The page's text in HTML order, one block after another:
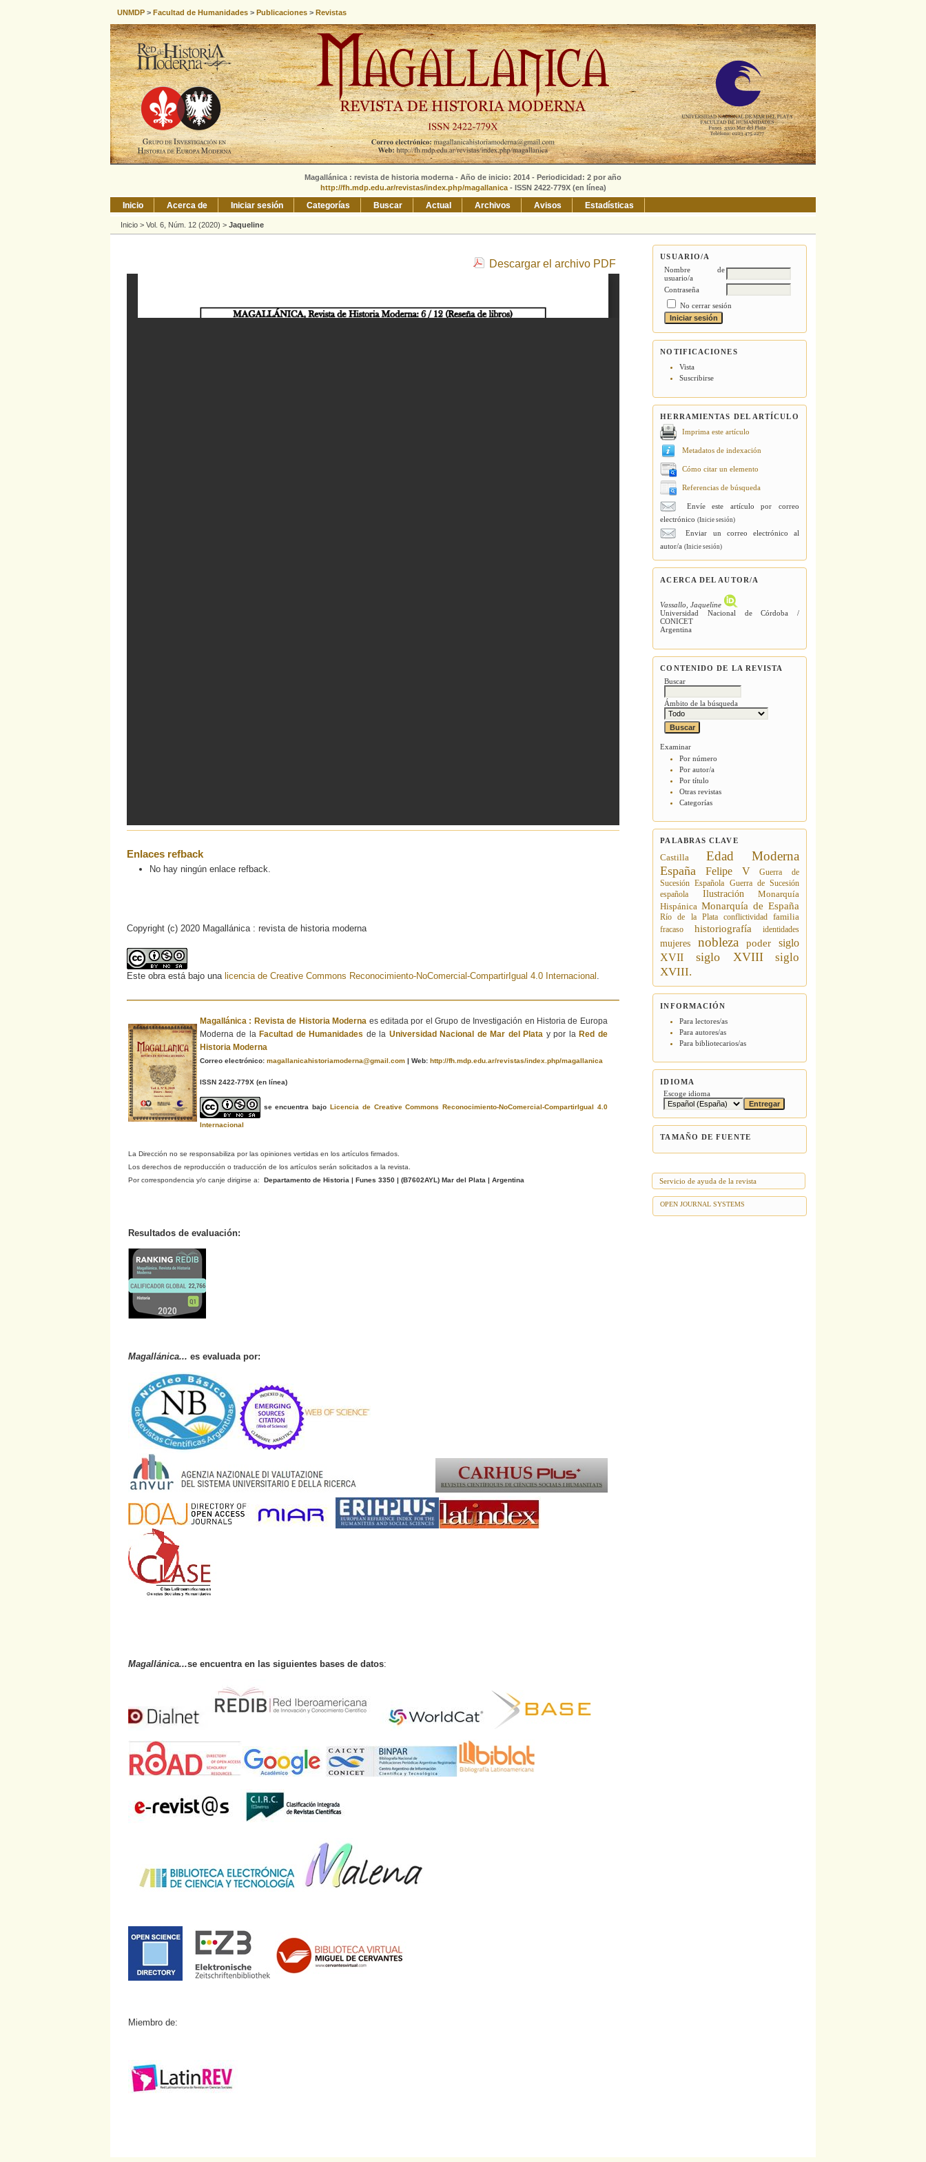
UNMDP > Facultad de Humanidades > Publicaciones > Revistas
Magallánica : revista de historia moderna - Año de inicio: 2014 - Periodicidad: 2 por año
http://fh.mdp.edu.ar/revistas/index.php/magallanica - ISSN 2422-779X (en línea)
USUARIO/A
Nombre de
usuario/a
Contraseña
No cerrar sesión
NOTIFICACIONES
Vista
Suscribirse
HERRAMIENTAS DEL ARTÍCULO
Imprima este artículo
Metadatos de indexación
Cómo citar un elemento
Referencias de búsqueda
Envíe este artículo por correo
electrónico(Inicie sesión)
Enviar un correo electrónico al
autor/a(Inicie sesión)
ACERCA DEL AUTOR/A
Vassallo, Jaqueline
Universidad Nacional de Córdoba /
CONICET
Argentina
CONTENIDO DE LA REVISTA
Buscar
Ámbito de la búsqueda
Examinar
Por número
Por autor/a
Por título
Otras revistas
Categorías
PALABRAS CLAVE
Castilla Edad Moderna
España Felipe V
Guerra de
Sucesión Española Guerra de Sucesión
española
Ilustración
Monarquía
Hispánica Monarquía de España
Río de la Plata conflictividad familia
fracaso
historiografía identidades
mujeres nobleza poder
siglo
XVII
siglo XVIII
siglo
XVIII.
INFORMACIÓN
Para lectores/as
Para autores/as
Para bibliotecarios/as
IDIOMA
Escoge idioma
TAMAÑO DE FUENTE
Servicio de ayuda de la revista
OPEN JOURNAL SYSTEMS
Inicio Acerca de Iniciar sesión Categorías Buscar Actual Archivos Avisos Estadísticas
Inicio > Vol. 6, Núm. 12 (2020) > Jaqueline
Descargar el archivo PDF
Enlaces refback
No hay ningún enlace refback.
Copyright (c) 2020 Magallánica : revista de historia moderna
Este obra está bajo una licencia de Creative Commons Reconocimiento-NoComercial-CompartirIgual 4.0 Internacional
Magallánica : Revista de Historia Moderna es editada por el Grupo de Investigación en Historia de Europa
Moderna de la Facultad de Humanidades de la Universidad Nacional de Mar del Plata y por la Red de
Historia Moderna
Correo electrónico: magallanicahistoriamoderna@gmail.com| Web: http://fh.mdp.edu.ar/revistas/index.php/magallanica
ISSN 2422-779X (en línea)
se encuentra bajo Licencia de Creative Commons Reconocimiento-NoComercial-CompartirIgual 4.0
Internacional
La Dirección no se responsabiliza por las opiniones vertidas en los artículos firmados.
Los derechos de reproducción o traducción de los artículos serán solicitados a la revista.
Por correspondencia y/o canje dirigirse a: Departamento de Historia | Funes 3350 | (B7602AYL ) Mar del Plata | Argentina
Resultados de evaluación:
Magallánica... es evaluada por:
Magallánica...se encuentra en las siguientes bases de datos:
Miembro de: